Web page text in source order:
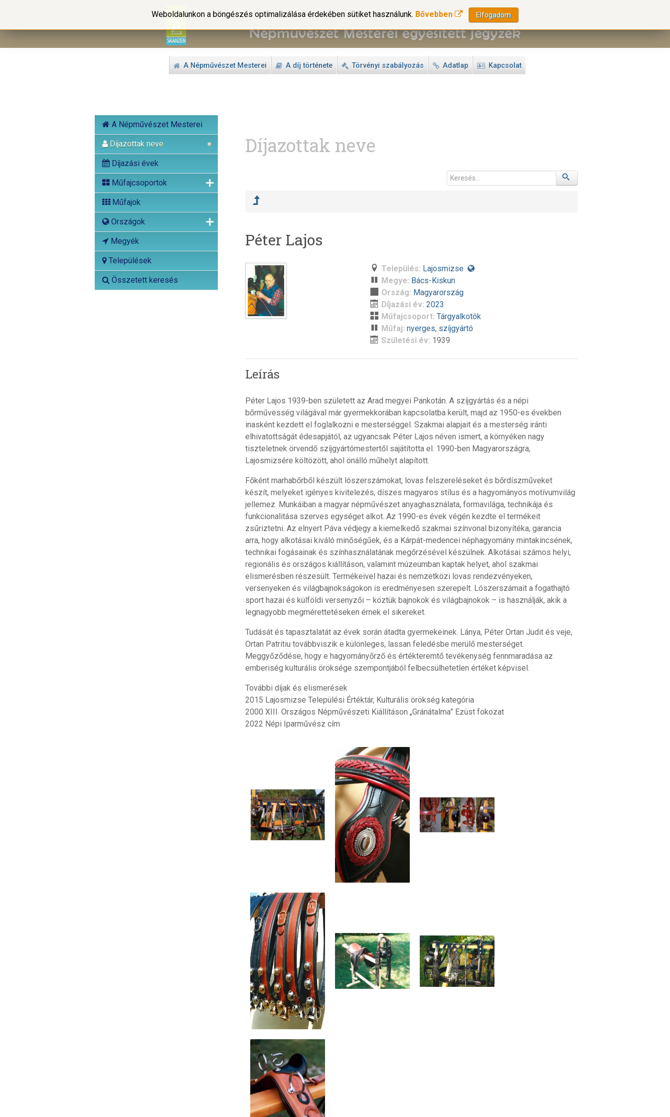
A Népművészet Mesterei A díj története Törvényi szabályozás Adatlap Kapcsolat
A Népművészet Mesterei
Díjazottak neve
Díjazási évek
Műfajcsoportok
Műfajok
Országok
Megyék
Települések
Összetett keresés
Weboldalunkon a böngészés optimalizálása érdekében sütiket használunk. Bővebben Elfogadom
Díjazottak neve
Péter Lajos
Település: Lajosmizse
Megye: Bács-Kiskun
Ország: Magyarország
Díjazási év:2023
Műfajcsoport:Tárgyalkotók
Műfaj:nyerges, szíjgyártó
Születési év: 1939
Leírás
Péter Lajos 1939-ben született az Arad megyei Pankotán. A szíjgyártás és a népi
bőrművesség világával már gyermekkorában kapcsolatba került, majd az 1950-es években
inasként kezdett el foglalkozni e mesterséggel. Szakmai alapjait és a mesterség iránti
elhivatottságát édesapjától, az ugyancsak Péter Lajos néven ismert, a környéken nagy
tiszteletnek örvendő szíjgyártómestertől sajátította el. 1990-ben Magyarországra,
Lajosmizsére költözött, ahol önálló műhelyt alapított.
Főként marhabőrből készült lószerszámokat, lovas felszereléseket és bőrdíszműveket
készít, melyeket igényes kivitelezés, díszes magyaros stílus és a hagyományos motívumvilág
jellemez. Munkáiban a magyar népművészet anyaghasználata, formavilága, technikája és
funkcionalitása szerves egységet alkot. Az 1990-es évek végén kezdte el termékeit
zsűriztetni. Az elnyert Páva védjegy a kiemelkedő szakmai színvonal bizonyítéka, garancia
arra, hogy alkotásai kiváló minőségűek, és a Kárpát-medencei néphagyomány mintakincsének,
technikai fogásainak és színhasználatának megőrzésével készülnek. Alkotásai számos helyi,
regionális és országos kiállításon, valamint múzeumban kaptak helyet, ahol szakmai
elismerésben részesült. Termékeivel hazai és nemzetközi lovas rendezvényeken,
versenyeken és világbajnokságokon is eredményesen szerepelt. Lószerszámait a fogathajtó
sport hazai és külföldi versenyzői – köztük bajnokok és világbajnokok – is használják, akik a
legnagyobb megmérettetéseken érnek el sikereket.
Tudását és tapasztalatát az évek során átadta gyermekeinek. Lánya, Péter Ortan Judit és veje,
Ortan Patritiu továbbviszik e különleges, lassan feledésbe merülő mesterséget.
Meggyőződése, hogy e hagyományőrző és értékteremtő tevékenység fennmaradása az
emberiség kulturális öröksége szempontjából felbecsülhetetlen értéket képvisel.
További díjak és elismerések
2015 Lajosmizse Települési Értéktár, Kulturális örökség kategória
2000 XIII. Országos Népművészeti Kiállításon „Gránátalma” Ezüst fokozat
2022 Népi Iparművész cím